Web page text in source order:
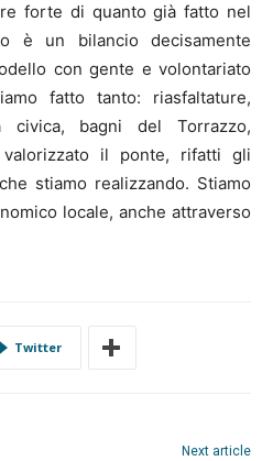
forte di quanto già fatto nel
è un bilancio decisamente
con gente e volontariato
fatto tanto: riasfaltature,
civica, bagni del Torrazzo,
valorizzato il ponte, rifatti gli
stiamo realizzando. Stiamo
locale, anche attraverso
Twitter
Next article